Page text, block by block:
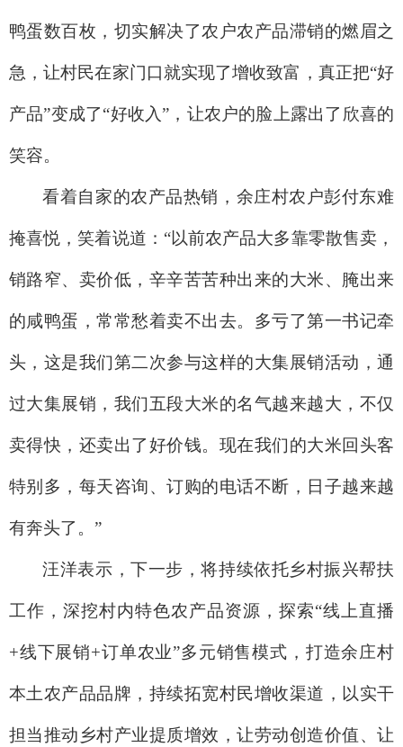
鸭蛋数百枚，切实解决了农户农产品滞销的燃眉之
急，让村民在家门口就实现了增收致富，真正把“好
产品”变成了“好收入”，让农户的脸上露出了欣喜的
笑容。
看着自家的农产品热销，余庄村农户彭付东难
掩喜悦，笑着说道：“以前农产品大多靠零散售卖，
销路窄、卖价低，辛辛苦苦种出来的大米、腌出来
的咸鸭蛋，常常愁着卖不出去。多亏了第一书记牵
头，这是我们第二次参与这样的大集展销活动，通
过大集展销，我们五段大米的名气越来越大，不仅
卖得快，还卖出了好价钱。现在我们的大米回头客
特别多，每天咨询、订购的电话不断，日子越来越
有奔头了。”
汪洋表示，下一步，将持续依托乡村振兴帮扶
工作，深挖村内特色农产品资源，探索“线上直播
+线下展销+订单农业”多元销售模式，打造余庄村
本土农产品品牌，持续拓宽村民增收渠道，以实干
担当推动乡村产业提质增效，让劳动创造价值、让